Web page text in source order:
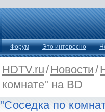
Форум Это интересно
HDTV.ru/Новости/
комнате" на BD
"Соседка по